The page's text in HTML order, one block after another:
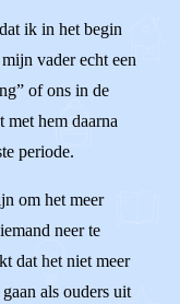
ik in het begin
vader echt een
of ons in de
hem daarna
periode.
om het meer
neer te
dat het niet meer
als ouders uit